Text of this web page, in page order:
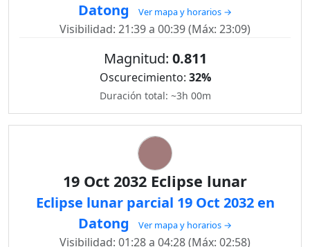
Datong
Ver mapa y horarios →
Visibilidad: 21:39 a 00:39 (Máx: 23:09)
Magnitud: 0.811
Oscurecimiento: 32%
Duración total: ~3h 00m
19 Oct 2032 Eclipse lunar
Eclipse lunar parcial 19 Oct 2032 en
Datong
Ver mapa y horarios →
Visibilidad: 01:28 a 04:28 (Máx: 02:58)